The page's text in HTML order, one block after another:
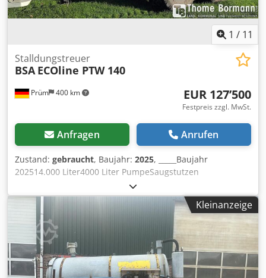
1 / 11
Prüm 400 km
Stalldungstreuer
BSA ECOline PTW 140
EUR 127’500
Festpreis zzgl. MwSt.
Anfragen Anrufen
Zustand: gebraucht, Baujahr: 2025, _____Baujahr
202514.000 Liter4000 Liter PumpeSaugstutzen
rechts/linksSaugarm rechtsReifen 750/60R
30.5Hydraulische DeichselverstellungCutter
vorneElektrische ZwankslenkungBefüll Automatik mit
AbschaltfunktionSteuerung Signo SmartBomech mit zwei
CutterSaugarm 6 Zoll mit 8 Zoll KugelHalbseitenschaltung
über Schieber Bomech Schleppschuhverteiler Speedy
Small 12 MTRFahrzeug wurde nicht
zugelassen,Lagerort:null Dodpfx Aoyr U Ifspweck
Kleinanzeige